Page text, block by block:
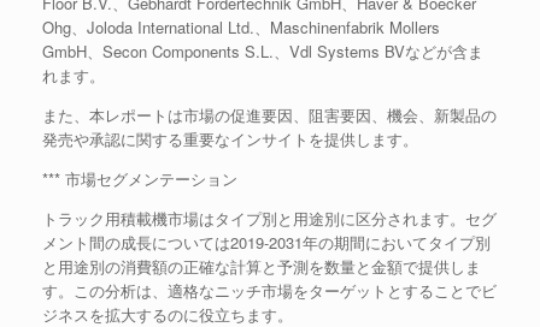
Ohg、Joloda International Ltd.、Maschinenfabrik Mollers
GmbH、Secon Components S.L.、Vdl Systems BVなどが含ま
れます。
また、本レポートは市場の促進要因、阻害要因、機会、新製品の
発売や承認に関する重要なインサイトを提供します。
*** 市場セグメンテーション
トラック用積載機市場はタイプ別と用途別に区分されます。セグ
メント間の成長については2019-2031年の期間においてタイプ別
と用途別の消費額の正確な計算と予測を数量と金額で提供しま
す。この分析は、適格なニッチ市場をターゲットとすることでビ
ジネスを拡大するのに役立ちます。